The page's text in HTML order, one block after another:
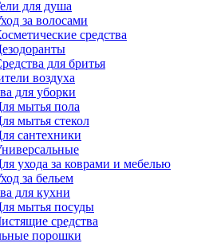
для душа
за волосами
средства
для бритья
воздуха
для уборки
мытья пола
мытья стекол
сантехники
ухода за коврами и мебелью
за бельем
для кухни
мытья посуды
средства
порошки